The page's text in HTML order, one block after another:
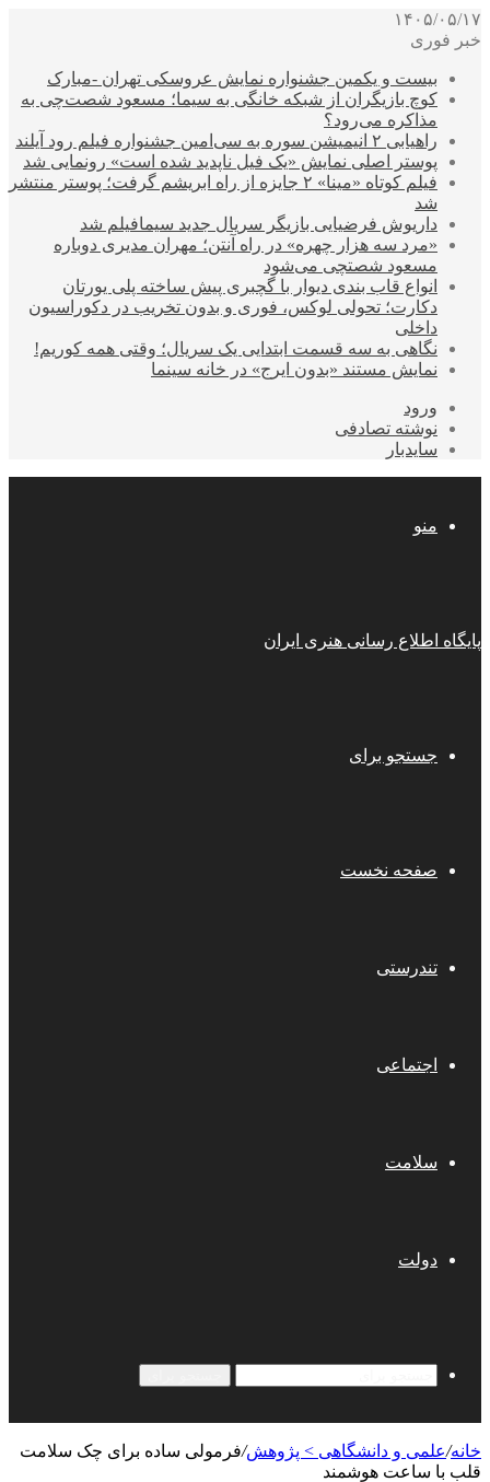
۱۴۰۵/۰۵/۱۷
خبر فوری
بیست و یکمین جشنواره نمایش عروسکی تهران -مبارک
کوچ بازیگران از شبکه خانگی به سیما؛ مسعود شصت‌چی به
مذاکره می‌رود؟
راهیابی ۲ انیمیشن سوره به سی‌امین جشنواره فیلم رود آیلند
پوستر اصلی نمایش «یک فیل ناپدید شده است» رونمایی شد
فیلم کوتاه «مینا» ۲ جایزه از راه ابریشم گرفت؛ پوستر منتشر
شد
داریوش فرضیایی بازیگر سریال جدید سیمافیلم شد
«مرد سه هزار چهره» در راه آنتن؛ مهران مدیری دوباره
مسعود شصتچی می‌شود
انواع قاب بندی دیوار با گچبری پیش ساخته پلی یورتان
دکارت؛ تحولی لوکس، فوری و بدون تخریب در دکوراسیون
داخلی
نگاهی به سه قسمت ابتدایی یک سریال؛ وقتی همه کوریم!
نمایش مستند «بدون ایرج» در خانه سینما
ورود
نوشته تصادفی
سایدبار
منو
پایگاه اطلاع رسانی هنری ایران
جستجو برای
صفحه نخست
تندرستی
اجتماعی
سلامت
دولت
خانه/علمی‌ و دانشگاهی > پژوهش/فرمولی ساده برای چک سلامت
قلب با ساعت هوشمند